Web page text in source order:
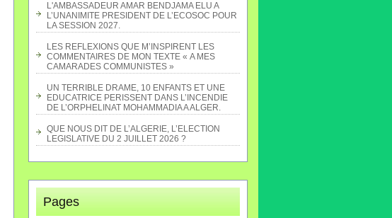
L'AMBASSADEUR AMAR BENDJAMA ELU A
L’UNANIMITE PRESIDENT DE L’ECOSOC POUR
LA SESSION 2027.
LES REFLEXIONS QUE M’INSPIRENT LES
COMMENTAIRES DE MON TEXTE « A MES
CAMARADES COMMUNISTES »
UN TERRIBLE DRAME, 10 ENFANTS ET UNE
EDUCATRICE PERISSENT DANS L’INCENDIE
DE L’ORPHELINAT MOHAMMADIA A ALGER.
QUE NOUS DIT DE L’ALGERIE, L’ELECTION
LEGISLATIVE DU 2 JUILLET 2026 ?
Pages